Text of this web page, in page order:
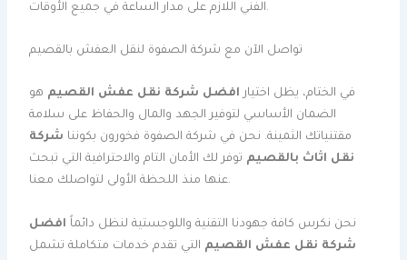
الفني اللازم على مدار الساعة في جميع الأوقات.
تواصل الآن مع شركة الصفوة لنقل العفش بالقصيم
في الختام، يظل اختيار افضل شركة نقل عفش القصيم هو
الضمان الأساسي لتوفير الجهد والمال والحفاظ على سلامة
مقتنياتك الثمينة. نحن في شركة الصفوة فخورون بكوننا شركة
نقل اثاث بالقصيم توفر لك الأمان التام والاحترافية التي تبحث
عنها منذ اللحظة الأولى لتواصلك معنا.
نحن نكرس كافة جهودنا التقنية واللوجستية لنظل دائماً افضل
شركة نقل عفش القصيم التي تقدم خدمات متكاملة تشمل